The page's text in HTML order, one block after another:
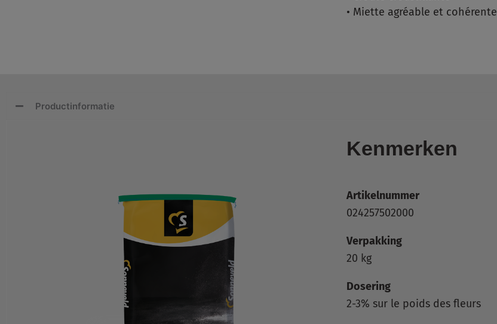
• Miette agréable et cohérente
Productinformatie
Kenmerken
Artikelnummer
024257502000
Verpakking
20 kg
Dosering
2-3% sur le poids des fleurs